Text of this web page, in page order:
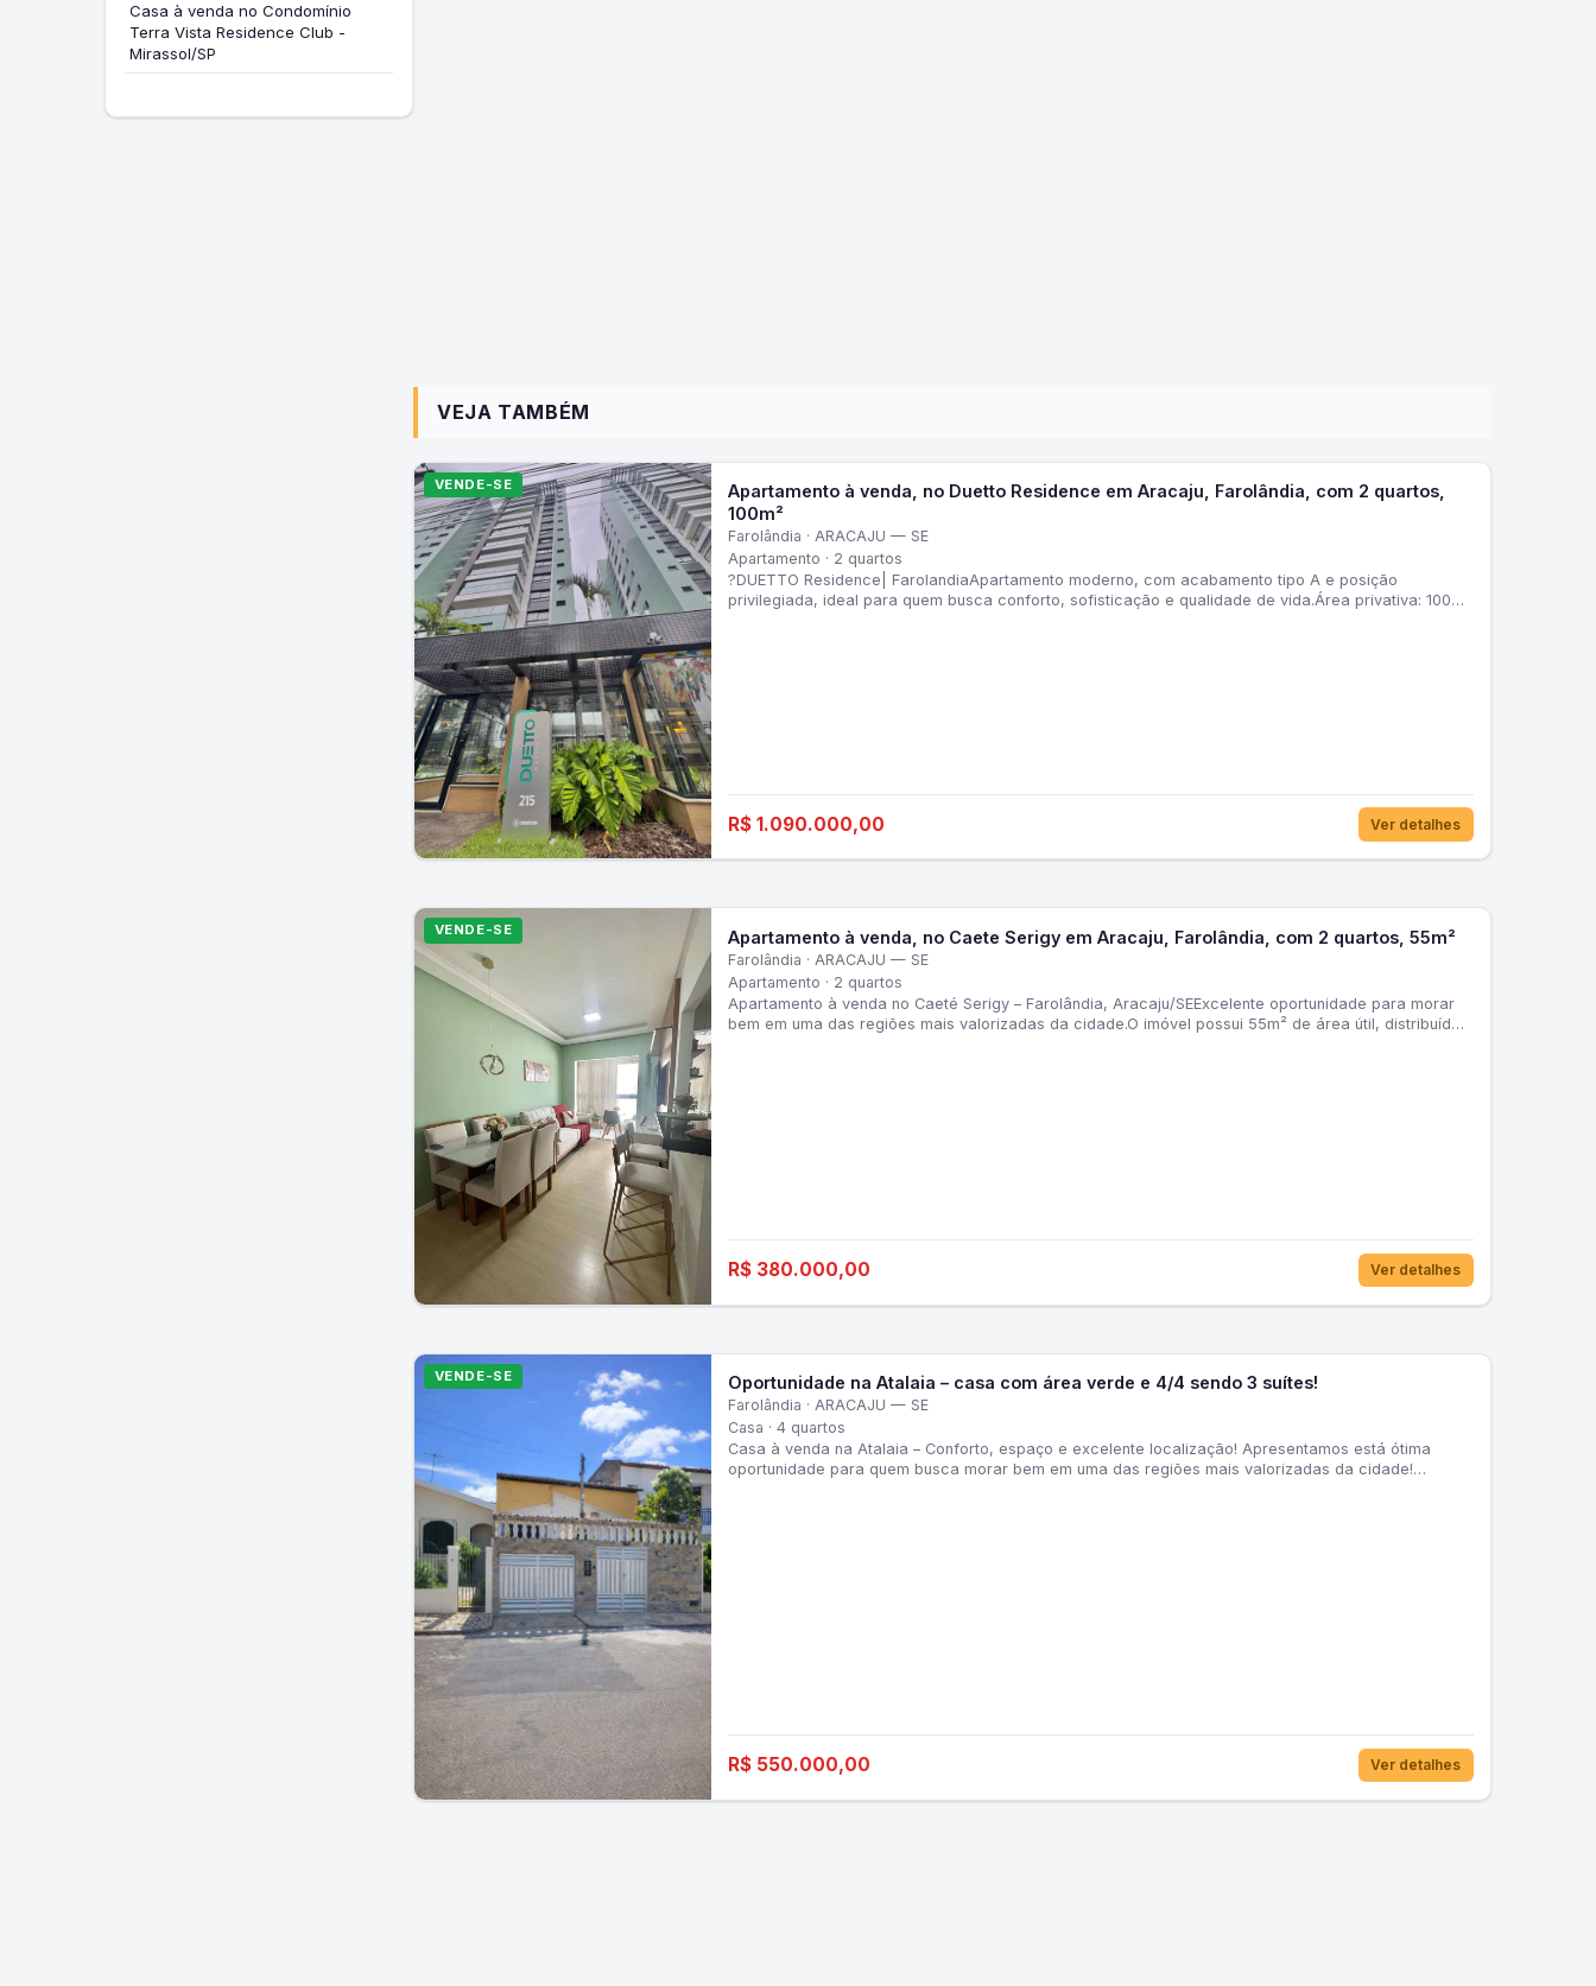
Casa à venda no Condomínio
Terra Vista Residence Club -
Mirassol/SP
VEJA TAMBÉM
VENDE-SE
Apartamento à venda, no Duetto Residence em Aracaju, Farolândia, com 2 quartos,
100m²
Farolândia · ARACAJU — SE
Apartamento · 2 quartos
?DUETTO Residence| FarolandiaApartamento moderno, com acabamento tipo A e posição
privilegiada, ideal para quem busca conforto, sofisticação e qualidade de vida.Área privativa: 100
R$ 1.090.000,00 Ver detalhes
VENDE-SE Apartamento à venda, no Caete Serigy em Aracaju, Farolândia, com 2 quartos, 55m²
Farolândia · ARACAJU — SE
Apartamento · 2 quartos
Apartamento à venda no Caeté Serigy – Farolândia, Aracaju/SEExcelente oportunidade para morar
bem em uma das regiões mais valorizadas da cidade.O imóvel possui 55m² de área útil, distribuídos
R$ 380.000,00 Ver detalhes
VENDE-SE Oportunidade na Atalaia – casa com área verde e 4/4 sendo 3 suítes!
Farolândia · ARACAJU — SE
Casa · 4 quartos
Casa à venda na Atalaia – Conforto, espaço e excelente localização! Apresentamos está ótima
oportunidade para quem busca morar bem em uma das regiões mais valorizadas da cidade!
R$ 550.000,00 Ver detalhes